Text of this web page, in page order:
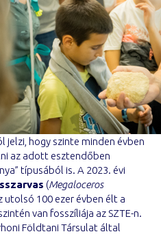
jelzi, hogy szinte minden évben
az adott esztendőben
típusából is. A 2023. évi
(Megaloceros
utolsó 100 ezer évben élt a
van fosszíliája az SZTE-n.
Földtani Társulat által